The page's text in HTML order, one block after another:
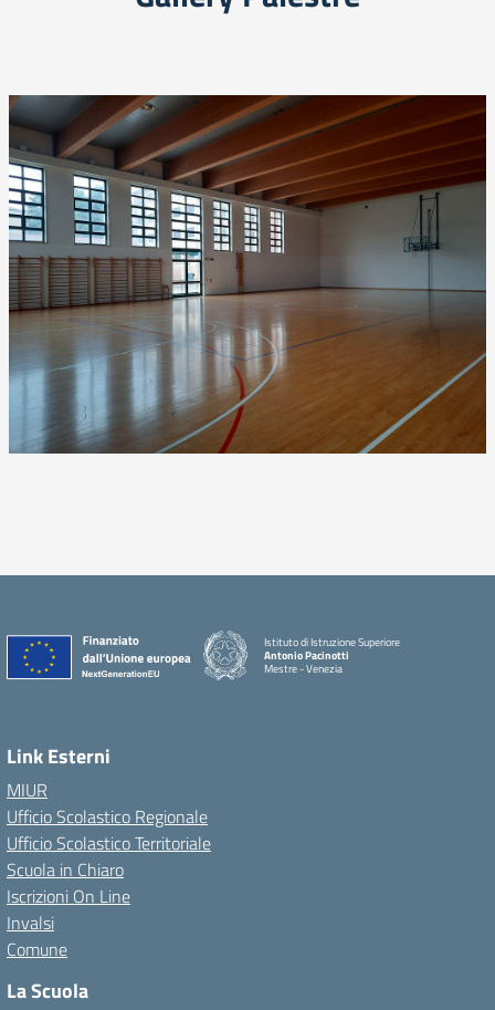
Istituto di Istruzione Superiore
Antonio Pacinotti
Mestre - Venezia
Link Esterni
MIUR
Ufficio Scolastico Regionale
Ufficio Scolastico Territoriale
Scuola in Chiaro
Iscrizioni On Line
Invalsi
Comune
La Scuola